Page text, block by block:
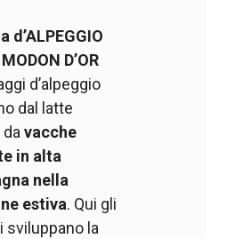
d’ALPEGGIO
MODON D’OR
d’alpeggio
dal latte
davacche
in alta
nella
estiva. Qui gli
sviluppano la